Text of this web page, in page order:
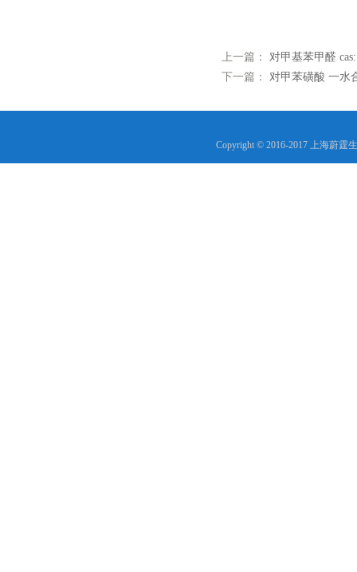
上一篇： 对甲基苯甲醛
下一篇： 对甲苯磺酸 一水
Copyright © 2016-2017 上海蔚霆